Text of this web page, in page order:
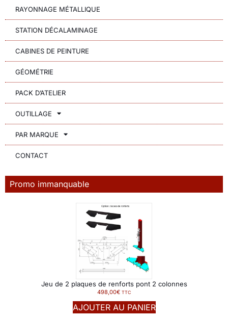
RAYONNAGE MÉTALLIQUE
STATION DÉCALAMINAGE
CABINES DE PEINTURE
GÉOMÉTRIE
PACK D’ATELIER
OUTILLAGE
PAR MARQUE
CONTACT
Promo immanquable
Jeu de 2 plaques de renforts pont 2 colonnes
498,00€ TTC
AJOUTER AU PANIER